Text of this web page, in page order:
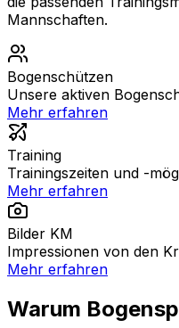
Mannschaften.
Bogenschützen
Unsere aktiven
Mehr erfahren
Training
Trainingszeiten und -
Mehr erfahren
Bilder KM
Impressionen von den
Mehr erfahren
Warum